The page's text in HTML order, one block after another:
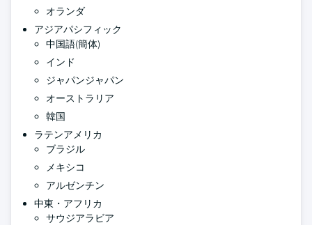
オランダ
アジアパシフィック
中国語(簡体)
インド
ジャパンジャパン
オーストラリア
韓国
ラテンアメリカ
ブラジル
メキシコ
アルゼンチン
中東・アフリカ
サウジアラビア